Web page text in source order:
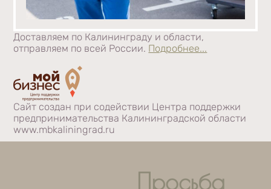
Доставляем по Калининграду и области,
отправляем по всей России. Подробнее...
Сайт создан при содействии Центра поддержки
предпринимательства Калининградской области
www.mbkaliningrad.ru
Просьба